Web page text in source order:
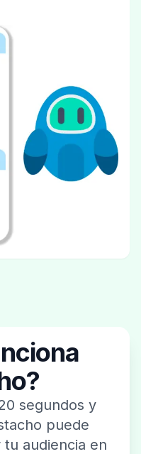
segundos y
puede
audiencia en